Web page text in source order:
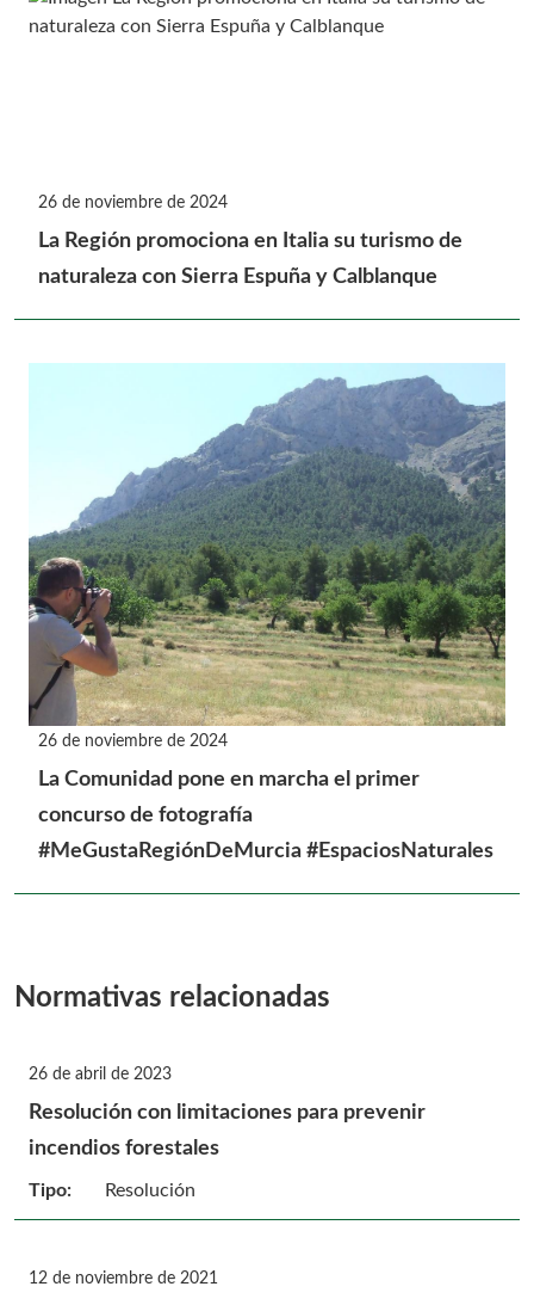
26 de noviembre de 2024
La Región promociona en Italia su turismo de
naturaleza con Sierra Espuña y Calblanque
26 de noviembre de 2024
La Comunidad pone en marcha el primer
concurso de fotografía
#MeGustaRegiónDeMurcia #EspaciosNaturales
Normativas relacionadas
26 de abril de 2023
Resolución con limitaciones para prevenir
incendios forestales
Tipo: Resolución
12 de noviembre de 2021